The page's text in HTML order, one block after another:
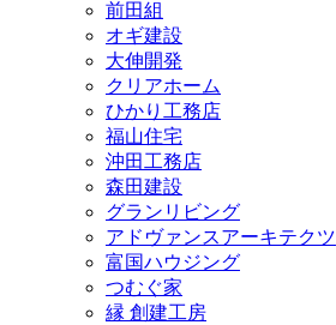
前田組
オギ建設
大伸開発
クリアホーム
ひかり工務店
福山住宅
沖田工務店
森田建設
グランリビング
アドヴァンスアーキテクツ
富国ハウジング
つむぐ家
縁 創建工房